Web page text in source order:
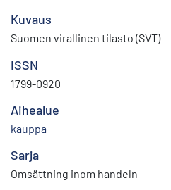
Kuvaus
Suomen virallinen tilasto (SVT)
ISSN
1799-0920
Aihealue
kauppa
Sarja
Omsättning inom handeln